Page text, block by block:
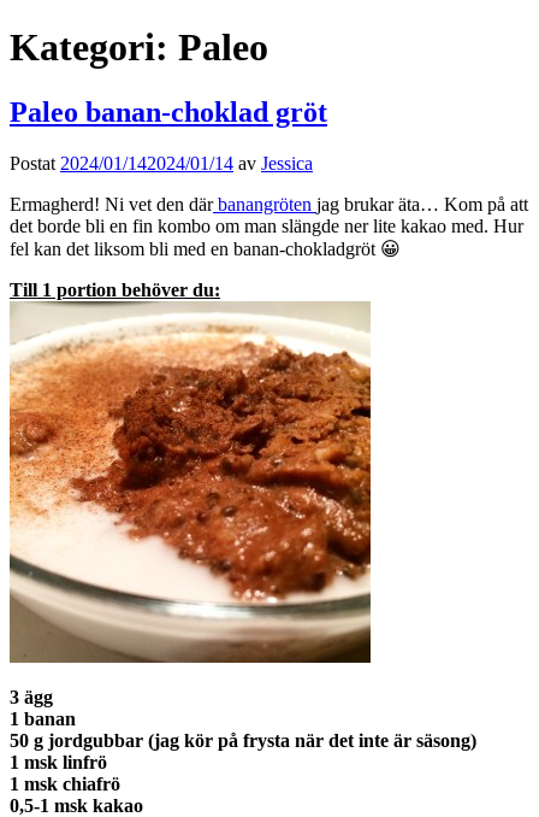
Kategori: Paleo
Paleo banan-choklad gröt
Postat 2024/01/142024/01/14 av Jessica
Ermagherd! Ni vet den därbanangröten jag brukar äta… Kom på att
det borde bli en fin kombo om man slängde ner lite kakao med. Hur
fel kan det liksom bli med en banan-chokladgröt 😀
Till 1 portion behöver du:
3 ägg
1 banan
50 g jordgubbar (jag kör på frysta när det inte är säsong)
1 msk linfrö
1 msk chiafrö
0,5-1 msk kakao